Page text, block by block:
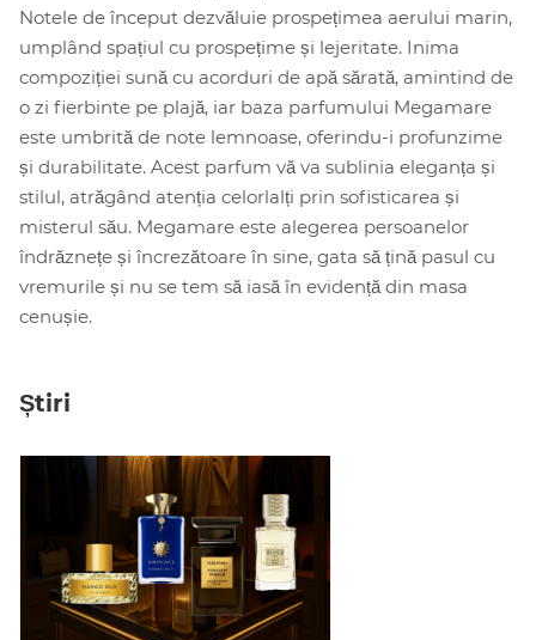
Notele de început dezvăluie prospețimea aerului marin,
umplând spațiul cu prospețime și lejeritate. Inima
compoziției sună cu acorduri de apă sărată, amintind de
o zi fierbinte pe plajă, iar baza parfumului Megamare
este umbrită de note lemnoase, oferindu-i profunzime
și durabilitate. Acest parfum vă va sublinia eleganța și
stilul, atrăgând atenția celorlalți prin sofisticarea și
misterul său. Megamare este alegerea persoanelor
îndrăznețe și încrezătoare în sine, gata să țină pasul cu
vremurile și nu se tem să iasă în evidență din masa
cenușie.
Știri